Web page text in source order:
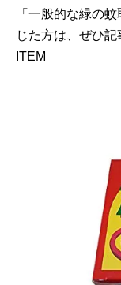
「一般的な緑の
じた方は、ぜひ記
ITEM